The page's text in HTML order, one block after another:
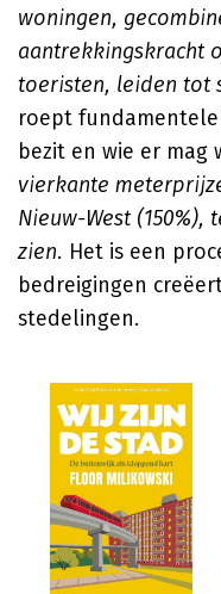
woningen,
aantrekkingskracht
toeristen, leiden tot
roept
bezit en wie er mag
vierkante
Nieuw-West
zien. Het is een
bedreigingen
stedelingen.